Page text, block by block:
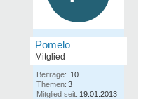
Pomelo
Mitglied
Beiträge: 10
Themen: 3
Mitglied seit: 19.01.2013